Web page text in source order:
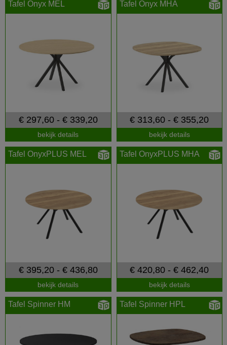
Tafel Onyx MEL
€ 297,60 - € 339,20
bekijk details
Tafel Onyx MHA
€ 313,60 - € 355,20
bekijk details
Tafel OnyxPLUS MEL
€ 395,20 - € 436,80
bekijk details
Tafel OnyxPLUS MHA
€ 420,80 - € 462,40
bekijk details
Tafel Spinner HM Tafel Spinner HPL